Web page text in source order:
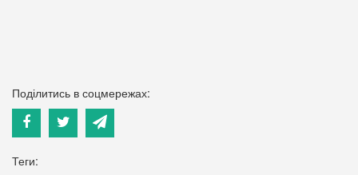
Поділитись в соцмережах:
Теги: